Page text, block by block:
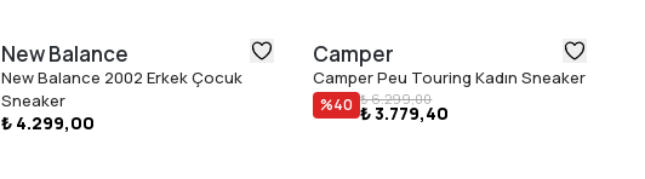
New Balance
New Balance 2002 Erkek Çocuk
Sneaker
₺ 4.299,00
Camper
Camper Peu Touring Kadın Sneaker
%40 ₺ 6.299,00
₺ 3.779,40